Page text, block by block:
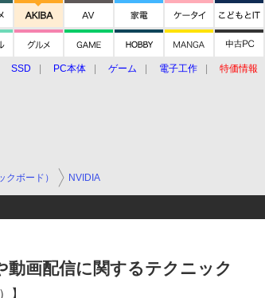
SSD PC本体 ゲーム 電子工作 特価情報
クボード） NVIDIA
画配信に関するテクニック
】